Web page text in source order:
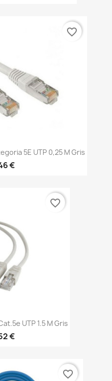
5E UTP 0,25 M Gris
€
favorite_border
UTP 1.5 M Gris
€
favorite_border
favorite_border